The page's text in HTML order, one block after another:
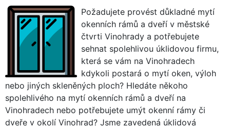
Požadujete provést důkladné mytí
okenních rámů a dveří v městské
čtvrti Vinohrady a potřebujete
sehnat spolehlivou úklidovou firmu,
která se vám na Vinohradech
kdykoli postará o mytí oken, výloh
nebo jiných skleněných ploch? Hledáte někoho
spolehlivého na mytí okenních rámů a dveří na
Vinohradech nebo potřebujete umýt okenní rámy či
dveře v okolí Vinohrad? Jsme zavedená úklidová